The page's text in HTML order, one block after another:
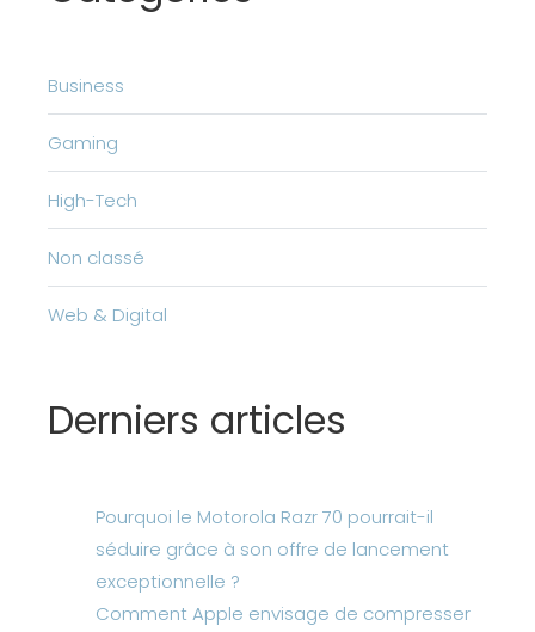
Business
Gaming
High-Tech
Non classé
Web & Digital
Derniers articles
Pourquoi le Motorola Razr 70 pourrait-il
séduire grâce à son offre de lancement
exceptionnelle ?
Comment Apple envisage de compresser